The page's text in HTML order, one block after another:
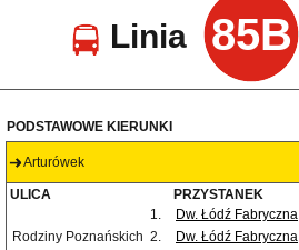
Linia 85B
PODSTAWOWE KIERUNKI
Arturówek
ULICA PRZYSTANEK
1.
Dw. Łódź Fabryczna
Rodziny Poznańskich 2. Dw. Łódź Fabryczna